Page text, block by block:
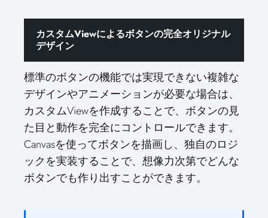
カスタムViewによるボタンの完全オリジナル
デザイン
標準のボタンの機能では実現できない複雑な
デザインやアニメーションが必要な場合は、
カスタムViewを作成することで、ボタンの見
た目と動作を完全にコントロールできます。
Canvasを使ってボタンを描画し、独自のロジ
ックを実装することで、想像力次第でどんな
ボタンでも作り出すことができます。